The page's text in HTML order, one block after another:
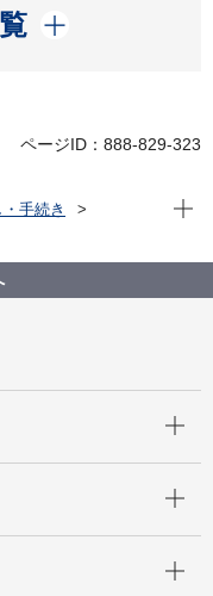
ページID：888-829-323
・手続き
しむ」
現在